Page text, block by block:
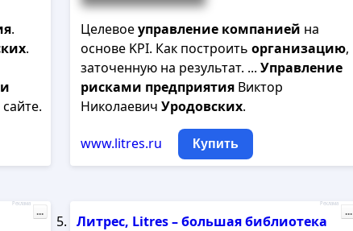
.
.
Целевоеуправление компанией на
основе KPI. Как построить организацию,
заточенную на результат. ... Управление
рисками предприятияВиктор
Николаевич Уродовских.
www.litres.ru Купить
Реклама
...
Литрес, Litres – большая библиотека
Реклама
...